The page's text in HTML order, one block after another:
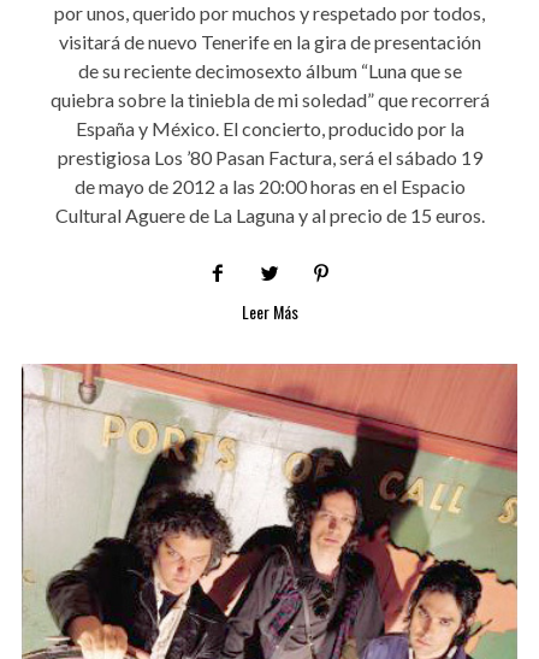
por unos, querido por muchos y respetado por todos,
visitará de nuevo Tenerife en la gira de presentación
de su reciente decimosexto álbum “Luna que se
quiebra sobre la tiniebla de mi soledad” que recorrerá
España y México. El concierto, producido por la
prestigiosa Los ’80 Pasan Factura, será el sábado 19
de mayo de 2012 a las 20:00 horas en el Espacio
Cultural Aguere de La Laguna y al precio de 15 euros.
Leer Más